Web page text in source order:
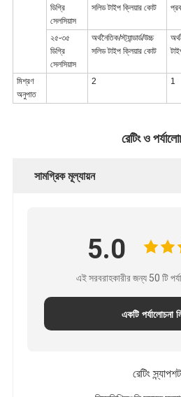
ডিগ্রি
সেলসিয়াস
সলিড টাইপ ক্লিয়ার কোট
২৫-৩৫
ডিগ্রি
সেলসিয়াস
অর্থনৈতিক/স্ট্যান্ডার্ড/উচ্চ
সলিড টাইপ ক্লিয়ার কোট
মিশ্রণ
অনুপাত
2 1
রেটিং ও
সামগ্রিক মূল্যায়ন
5.0
এই সরবরাহকারীর জন্য 50 টি
একটি পর্যালোচনা
রেটিং স্ন্যাপশট